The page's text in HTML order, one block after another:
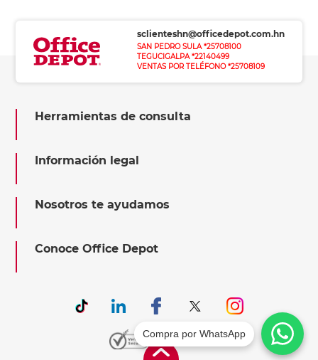
sclienteshn@officedepot.com.hn
SAN PEDRO SULA *25708100
TEGUCIGALPA *22140499
VENTAS POR TELÉFONO *25708109
Herramientas de consulta
Información legal
Nosotros te ayudamos
Conoce Office Depot
Compra por WhatsApp